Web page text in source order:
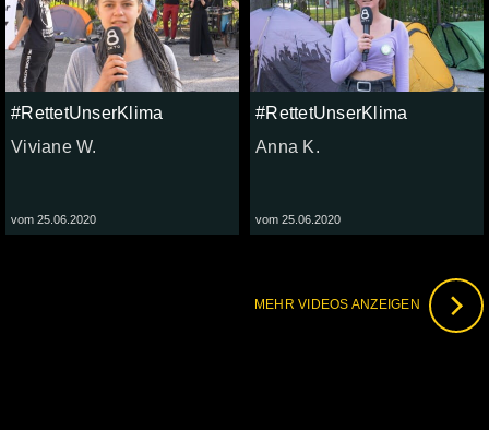
#RettetUnserKlima
Viviane W.
vom 25.06.2020
#RettetUnserKlima
Anna K.
vom 25.06.2020
MEHR VIDEOS ANZEIGEN